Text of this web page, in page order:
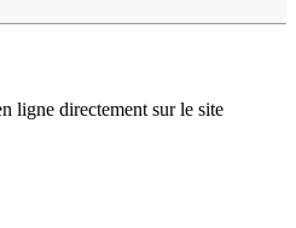
ligne directement sur le site